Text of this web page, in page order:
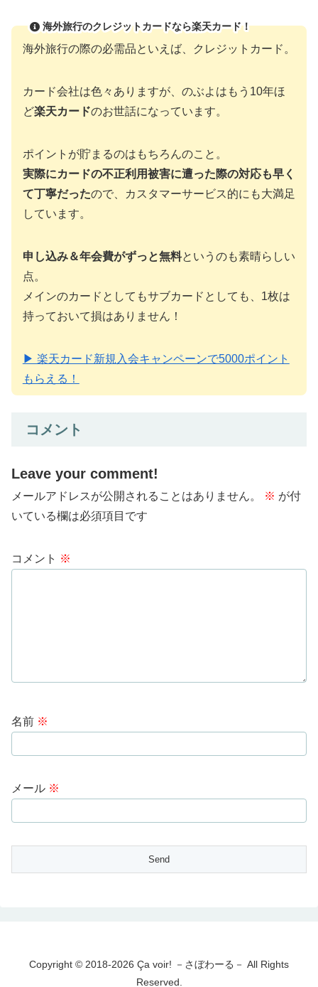
海外旅行のクレジットカードなら楽天カード！
海外旅行の際の必需品といえば、クレジットカード。
カード会社は色々ありますが、のぶよはもう10年ほ
ど楽天カードのお世話になっています。
ポイントが貯まるのはもちろんのこと。
実際にカードの不正利用被害に遭った際の対応も早く
て丁寧だったので、カスタマーサービス的にも大満足
しています。
申し込み＆年会費がずっと無料というのも素晴らしい
点。
メインのカードとしてもサブカードとしても、1枚は
持っておいて損はありません！
▶ 楽天カード新規入会キャンペーンで5000ポイント
もらえる！
コメント
Leave your comment!
メールアドレスが公開されることはありません。 ※ が付
いている欄は必須項目です
コメント ※
名前 ※
メール ※
Copyright © 2018-2026 Ça voir! －さぼわーる－ All Rights
Reserved.